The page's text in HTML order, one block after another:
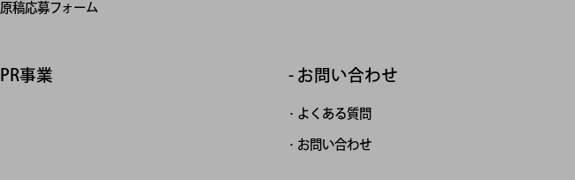
原稿応募フォーム
PR事業 お問い合わせ
よくある質問
お問い合わせ